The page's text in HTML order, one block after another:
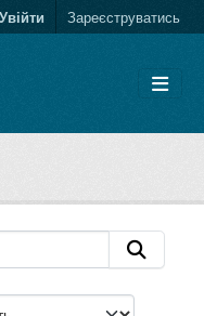
Увійти Зареєструватись